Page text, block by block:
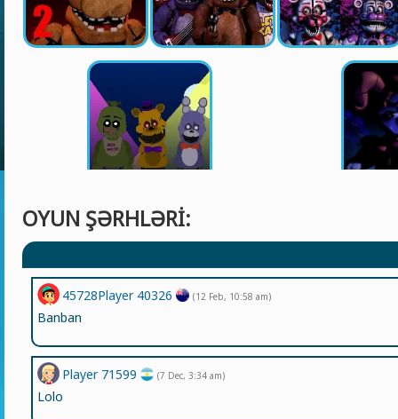
OYUN ŞƏRHLƏRI:
Player 71599 (7 Dec, 3:34 am)
Lolo
45728Player 40326 (12 Feb, 10:58 am)
Banban